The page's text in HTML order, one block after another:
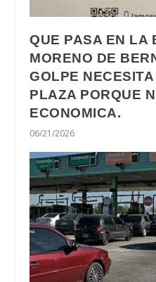
QUE PASA EN LA
MORENO DE
GOLPE
PLAZA PORQUE
ECONOMICA.
06/21/2026